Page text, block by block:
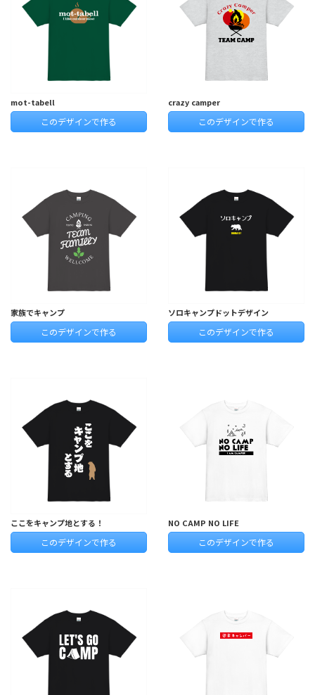
mot-tabell
このデザインで作る
crazy camper
このデザインで作る
家族でキャンプ
このデザインで作る
ソロキャンプドットデザイン
このデザインで作る
ここをキャンプ地とする！
このデザインで作る
NO CAMP NO LIFE
このデザインで作る